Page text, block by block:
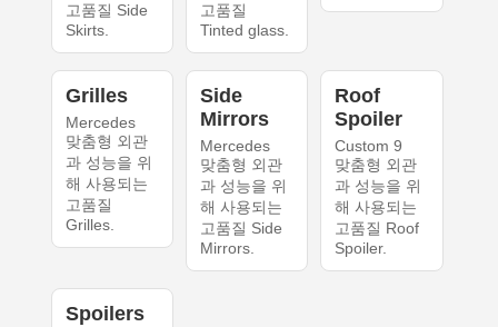
고품질 Side
Skirts.
고품질
Tinted glass.
Grilles
Mercedes
맞춤형 외관
과 성능을 위
해 사용되는
고품질
Grilles.
Side
Mirrors
Mercedes
맞춤형 외관
과 성능을 위
해 사용되는
고품질 Side
Mirrors.
Roof
Spoiler
Custom 9
맞춤형 외관
과 성능을 위
해 사용되는
고품질 Roof
Spoiler.
Spoilers